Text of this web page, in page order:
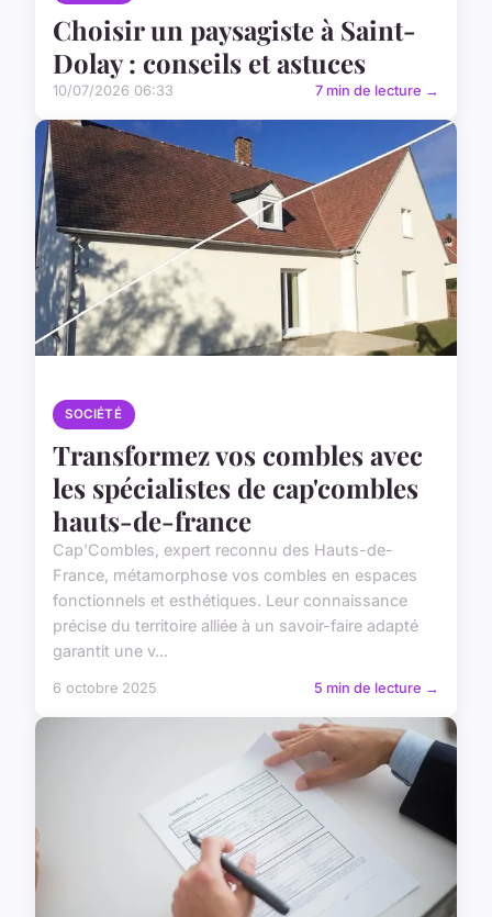
Choisir un paysagiste à Saint-
Dolay : conseils et astuces
10/07/2026 06:33 7 min de lecture →
SOCIÉTÉ
Transformez vos combles avec
les spécialistes de cap'combles
hauts-de-france
Cap'Combles, expert reconnu des Hauts-de-
France, métamorphose vos combles en espaces
fonctionnels et esthétiques. Leur connaissance
précise du territoire alliée à un savoir-faire adapté
garantit une v...
6 octobre 2025 5 min de lecture →